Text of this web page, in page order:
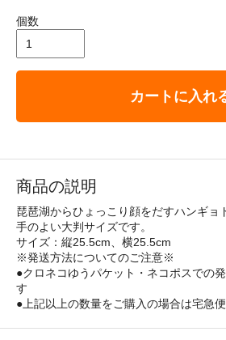
個数
カートに入れ
商品の説明
琵琶湖からひょっこり顔をだすハンギョ
手のよい大判サイズです。
サイズ：縦25.5cm、横25.5cm
※発送方法についてのご注意※
●クロネコゆうパケット・ネコポスでの
す
●上記以上の数量をご購入の場合は宅急